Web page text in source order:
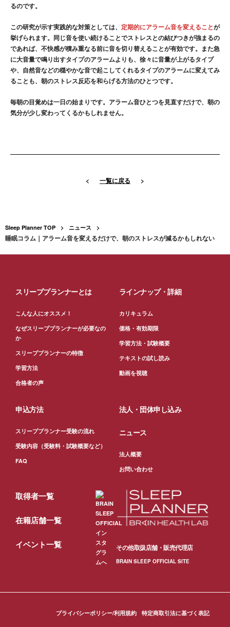
るのです。
この研究が示す実践的な対策としては、 定期的にアラーム音を変えることが
挙げられます。同じ音を使い続けることでストレスとの結びつきが強まるの
であれば、不快感が積み重なる前に音を切り替えることが有効です。また急
に大音量で鳴り出すタイプのアラームよりも、徐々に音量が上がるタイプ
や、自然音などの穏やかな音で起こしてくれるタイプのアラームに変えてみ
ることも、朝のストレス反応を和らげる方法のひとつです。
毎朝の目覚めは一日の始まりです。アラーム音ひとつを見直すだけで、朝の
気分が少し変わってくるかもしれません。
< 一覧に戻る >
Sleep Planner TOP ニュース
睡眠コラム｜アラーム音を変えるだけで、朝のストレスが減るかもしれない
スリーププランナーとは
こんな人にオススメ！
なぜスリーププランナーが必要なの
か
スリーププランナーの特徴
学習方法
合格者の声
ラインナップ・詳細
カリキュラム
価格・有効期限
学習方法・試験概要
テキストの試し読み
動画を視聴
申込方法
スリーププランナー受験の流れ
受験内容（受験料・試験概要など）
FAQ
法人・団体申し込み
ニュース
法人概要
お問い合わせ
取得者一覧
在籍店舗一覧
イベント一覧 その他取扱店舗・販売代理店
BRAIN SLEEP OFFICIAL SITE
プライバシーポリシー/利用規約 特定商取引法に基づく表記